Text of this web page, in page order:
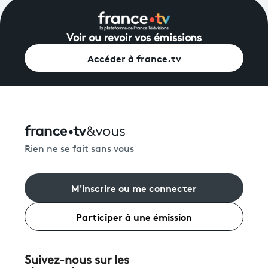
Voir ou revoir vos émissions
Accéder à france.tv
Rien ne se fait sans vous
M'inscrire ou me connecter
Participer à une émission
Suivez-nous sur les